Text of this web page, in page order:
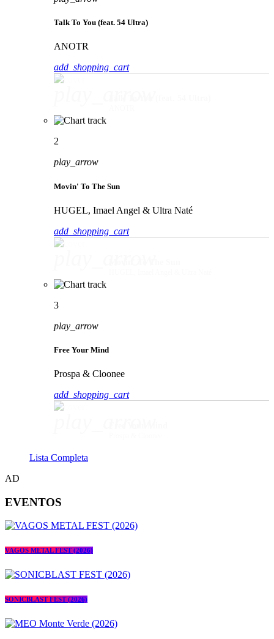
Talk To You (feat. 54 Ultra)
ANOTR
add_shopping_cart
2
play_arrow
Movin' To The Sun
HUGEL, Imael Angel & Ultra Naté
add_shopping_cart
3
play_arrow
Free Your Mind
Prospa & Cloonee
add_shopping_cart
Lista Completa
AD
EVENTOS
VAGOS METAL FEST (2026)
SONICBLAST FEST (2026)